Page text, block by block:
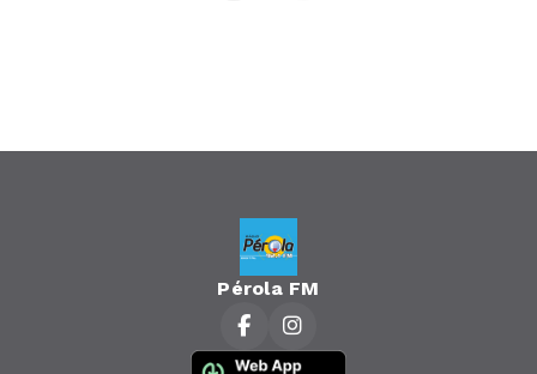
Pérola FM